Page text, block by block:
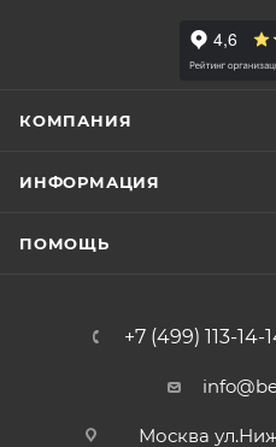
КОМПАНИЯ
ИНФОРМАЦИЯ
ПОМОЩЬ
+7 (499) 113-14-
Москва